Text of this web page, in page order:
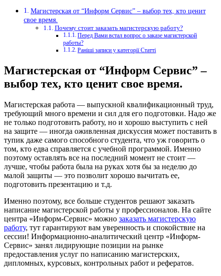
Магистерская от “Информ Сервис” – выбор тех, кто ценит
свое время.
Почему стоит заказать магистерскую работу?
Перед Вами встал вопрос о заказе магистерской
работы?
Раніші записи у категорії Статті
Магистерская от “Информ Сервис” –
выбор тех, кто ценит свое время.
Магистерская работа — выпускной квалификационный труд,
требующий много времени и сил для его подготовки. Надо же
не только подготовить работу, но и хорошо выступить с ней
на защите — иногда оживленная дискуссия может поставить в
тупик даже самого способного студента, что уж говорить о
том, кто едва справляется с учебной программой. Именно
поэтому оставлять все на последний момент не стоит —
лучше, чтобы работа была на руках хотя бы за неделю до
малой защиты — это позволит хорошо вычитать ее,
подготовить презентацию и т.д.
Именно поэтому, все больше студентов решают заказать
написание магистерской работы у профессионалов. На сайте
центра «Информ-Сервис» можно заказать магистерскую
работу, тут гарантируют вам уверенность и спокойствие на
сессии! Информационно-аналитический центр «Информ-
Сервис» занял лидирующие позиции на рынке
предоставления услуг по написанию магистерских,
дипломных, курсовых, контрольных работ и рефератов.